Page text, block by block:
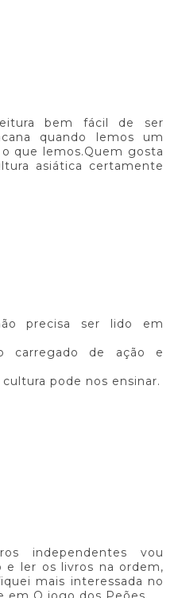
bem fácil de ser
quando lemos um
que lemos.Quem gosta
asiática certamente
precisa ser lido em
carregado de ação e
pode nos ensinar.
independentes vou
e ler os livros na ordem,
mais interessada no